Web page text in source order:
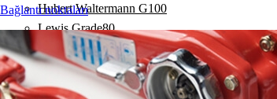
Bağlantı noktaları
Hubert Waltermann G100
Lewis Grade80
Lewis Grade100
Kilitler / Mapalar
Paslanmaz Zincir Sapanlar (Grade 60)